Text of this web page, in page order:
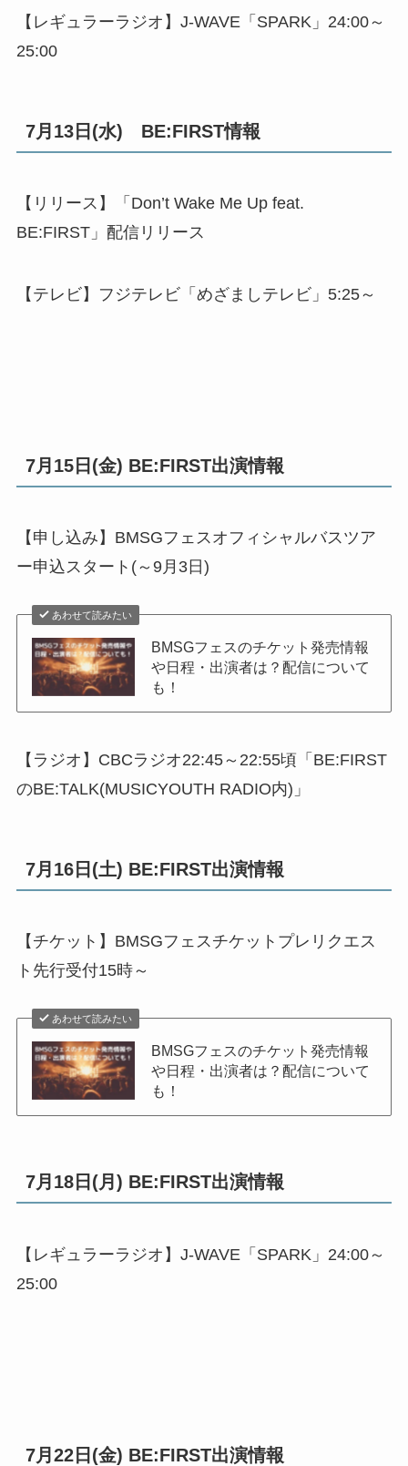
【レギュラーラジオ】J-WAVE「SPARK」24:00～
25:00
7月13日(水) BE:FIRST情報
【リリース】「Don’t Wake Me Up feat.
BE:FIRST」配信リリース
【テレビ】フジテレビ「めざましテレビ」5:25～
7月15日(金) BE:FIRST出演情報
【申し込み】BMSGフェスオフィシャルバスツア
ー申込スタート(～9月3日)
あわせて読みたい
BMSGフェスのチケット発売情報
や日程・出演者は？配信について
も！
【ラジオ】CBCラジオ22:45～22:55頃「BE:FIRST
のBE:TALK(MUSICYOUTH RADIO内)」
7月16日(土) BE:FIRST出演情報
【チケット】BMSGフェスチケットプレリクエス
ト先行受付15時～
あわせて読みたい
BMSGフェスのチケット発売情報
や日程・出演者は？配信について
も！
7月18日(月) BE:FIRST出演情報
【レギュラーラジオ】J-WAVE「SPARK」24:00～
25:00
7月22日(金) BE:FIRST出演情報